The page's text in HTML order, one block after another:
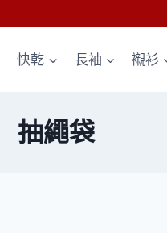
快乾 長袖 襯衫
抽繩袋